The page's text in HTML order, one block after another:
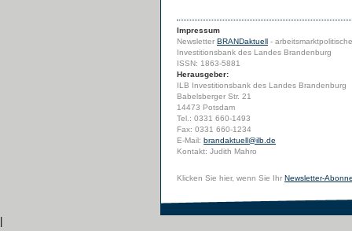
Impressum
Newsletter BRANDaktuell -
Investitionsbank des Landes Brandenburg
ISSN: 1863-5881
Herausgeber:
ILB Investitionsbank des Landes Brandenburg
Babelsberger Str. 21
14473 Potsdam
Tel.: 0331 660-1493
Fax: 0331 660-1234
E-Mail: brandaktuell@ilb.de
Kontakt: Judith Mahro
Klicken Sie hier, wenn Sie Ihr Newsletter-